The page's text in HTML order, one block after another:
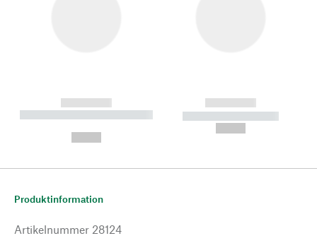
------------
----------- ----------- --------
------------
----------- -----------
Produktinformation
Artikelnummer 28124